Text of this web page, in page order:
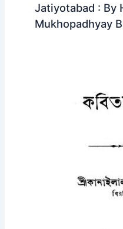
Jatiyotabad : By
Mukhopadhyay